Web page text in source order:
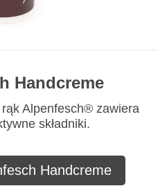
Handcreme
Alpenfesch® zawiera
składniki.
Handcreme